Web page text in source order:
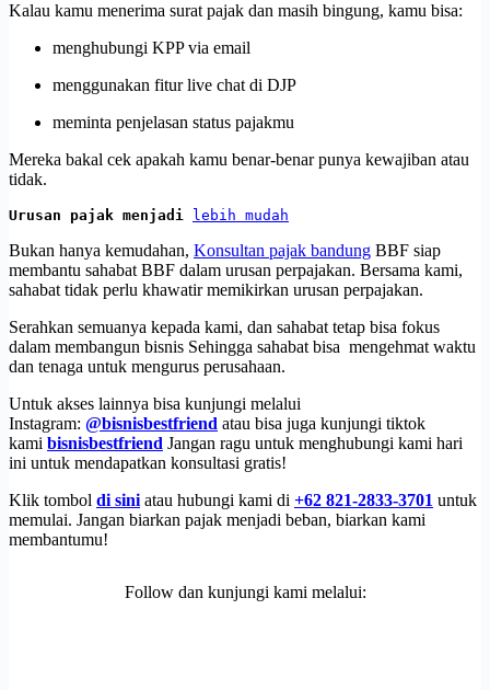
Kalau kamu menerima surat pajak dan masih bingung, kamu bisa:
menghubungi KPP via email
menggunakan fitur live chat di DJP
meminta penjelasan status pajakmu
Mereka bakal cek apakah kamu benar-benar punya kewajiban atau
tidak.
Urusan pajak menjadi lebih mudah
Bukan hanya kemudahan, Konsultan pajak bandung BBF siap
membantu sahabat BBF dalam urusan perpajakan. Bersama kami,
sahabat tidak perlu khawatir memikirkan urusan perpajakan.
Serahkan semuanya kepada kami, dan sahabat tetap bisa fokus
dalam membangun bisnis Sehingga sahabat bisa mengehmat waktu
dan tenaga untuk mengurus perusahaan.
Untuk akses lainnya bisa kunjungi melalui
Instagram: @bisnisbestfriend atau bisa juga kunjungi tiktok
kami bisnisbestfriend Jangan ragu untuk menghubungi kami hari
ini untuk mendapatkan konsultasi gratis!
Klik tombol di siniatau hubungi kami di +62 821-2833-3701 untuk
memulai. Jangan biarkan pajak menjadi beban, biarkan kami
membantumu!
Follow dan kunjungi kami melalui: